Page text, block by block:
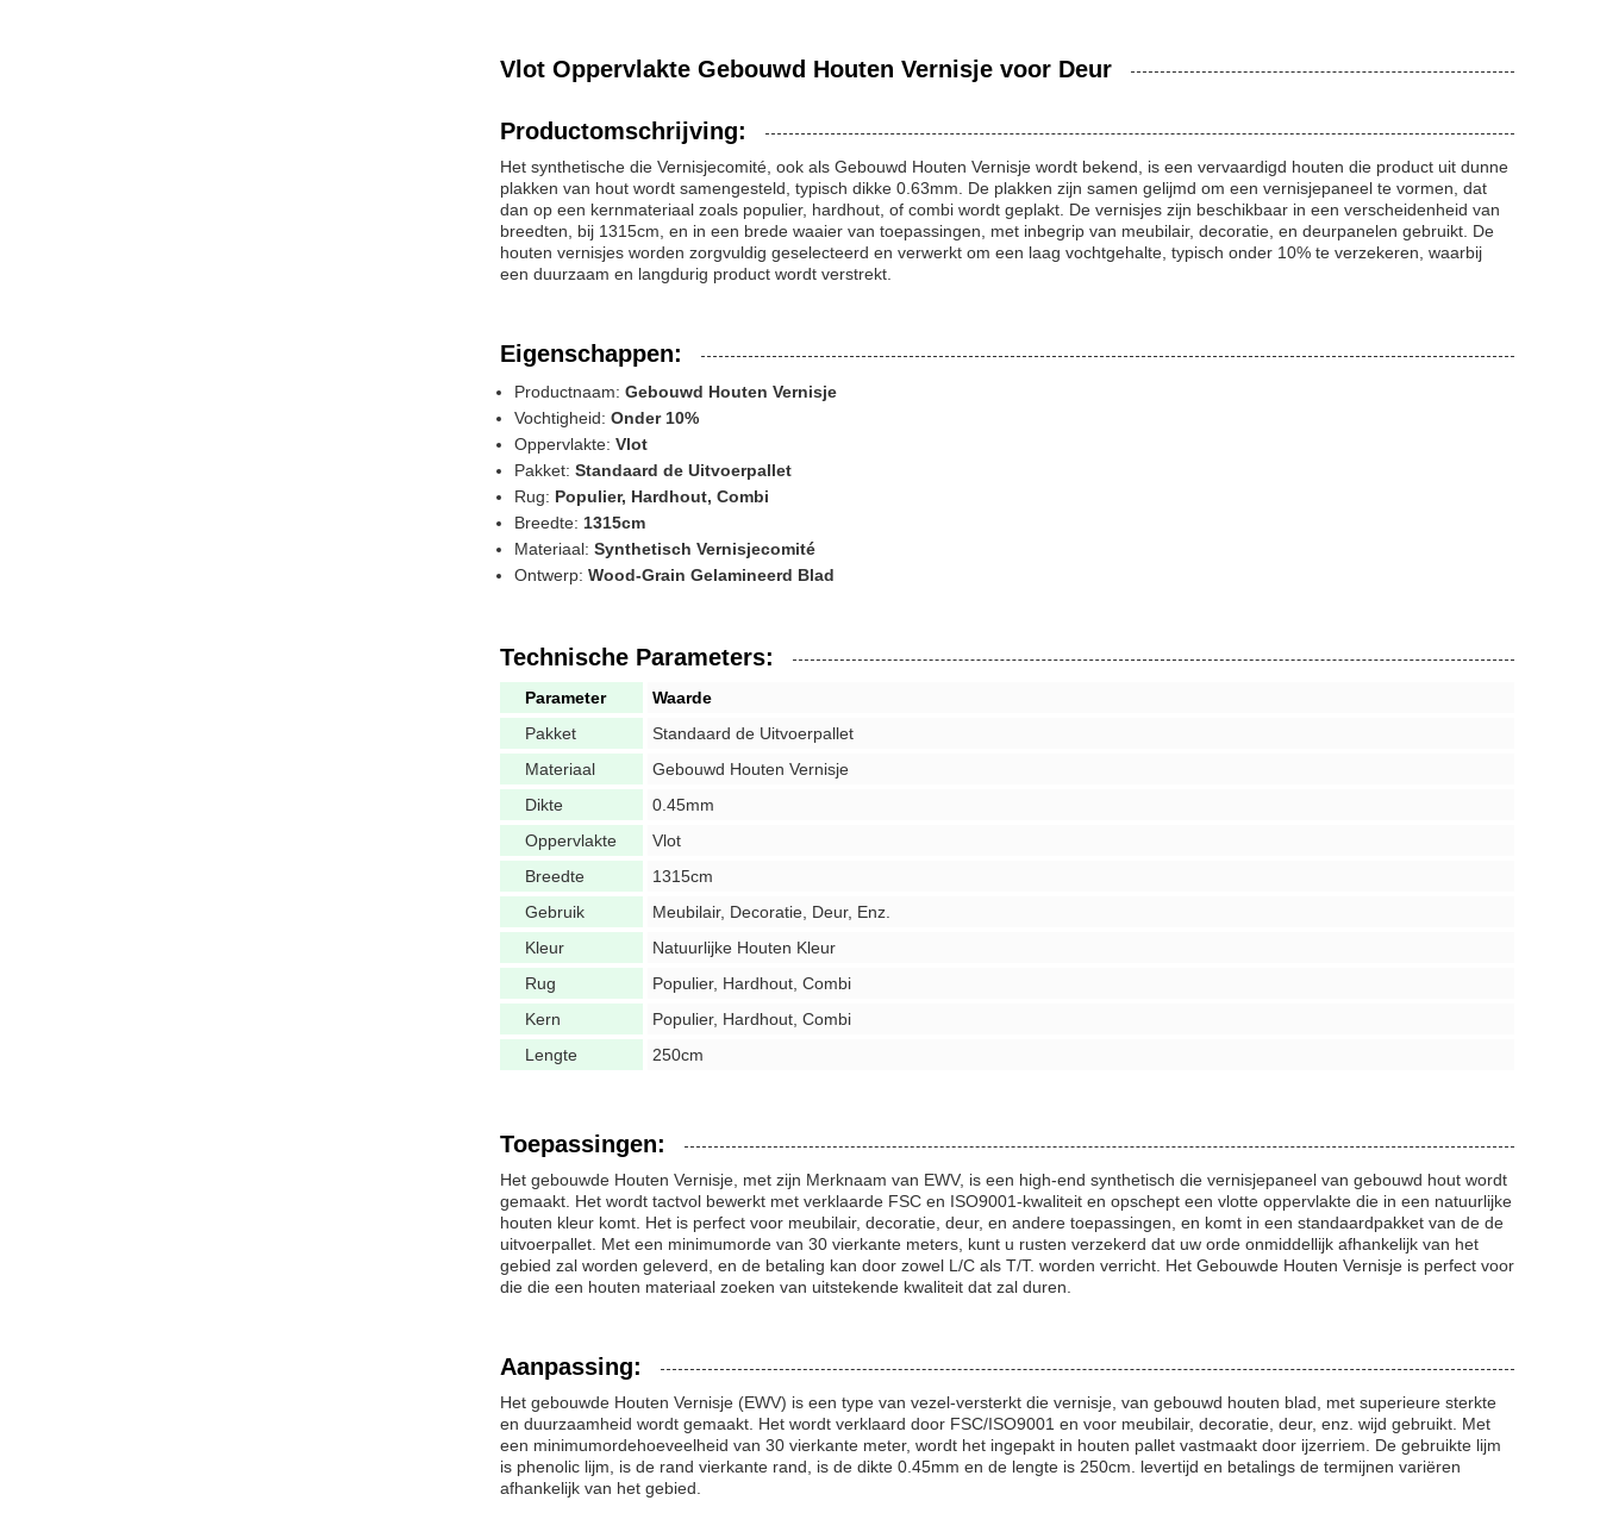
Vlot Oppervlakte Gebouwd Houten Vernisje voor Deur
Productomschrijving:
Het synthetische die Vernisjecomité, ook als Gebouwd Houten Vernisje wordt bekend, is een vervaardigd houten die product uit dunne
plakken van hout wordt samengesteld, typisch dikke 0.63mm. De plakken zijn samen gelijmd om een vernisjepaneel te vormen, dat
dan op een kernmateriaal zoals populier, hardhout, of combi wordt geplakt. De vernisjes zijn beschikbaar in een verscheidenheid van
breedten, bij 1315cm, en in een brede waaier van toepassingen, met inbegrip van meubilair, decoratie, en deurpanelen gebruikt. De
houten vernisjes worden zorgvuldig geselecteerd en verwerkt om een laag vochtgehalte, typisch onder 10% te verzekeren, waarbij
een duurzaam en langdurig product wordt verstrekt.
Eigenschappen:
Productnaam: Gebouwd Houten Vernisje
Vochtigheid: Onder 10%
Oppervlakte: Vlot
Pakket: Standaard de Uitvoerpallet
Rug: Populier, Hardhout, Combi
Breedte: 1315cm
Materiaal: Synthetisch Vernisjecomité
Ontwerp: Wood-Grain Gelamineerd Blad
Technische Parameters:
Parameter
Waarde
Pakket
Standaard de Uitvoerpallet
Materiaal
Gebouwd Houten Vernisje
Dikte
0.45mm
Oppervlakte
Vlot
Breedte
1315cm
Gebruik
Meubilair, Decoratie, Deur, Enz.
Kleur
Natuurlijke Houten Kleur
Rug
Populier, Hardhout, Combi
Kern
Populier, Hardhout, Combi
Lengte
250cm
Toepassingen:
Het gebouwde Houten Vernisje, met zijn Merknaam van EWV, is een high-end synthetisch die vernisjepaneel van gebouwd hout wordt
gemaakt. Het wordt tactvol bewerkt met verklaarde FSC en ISO9001-kwaliteit en opschept een vlotte oppervlakte die in een natuurlijke
houten kleur komt. Het is perfect voor meubilair, decoratie, deur, en andere toepassingen, en komt in een standaardpakket van de de
uitvoerpallet. Met een minimumorde van 30 vierkante meters, kunt u rusten verzekerd dat uw orde onmiddellijk afhankelijk van het
gebied zal worden geleverd, en de betaling kan door zowel L/C als T/T. worden verricht. Het Gebouwde Houten Vernisje is perfect voor
die die een houten materiaal zoeken van uitstekende kwaliteit dat zal duren.
Aanpassing:
Het gebouwde Houten Vernisje (EWV) is een type van vezel-versterkt die vernisje, van gebouwd houten blad, met superieure sterkte
en duurzaamheid wordt gemaakt. Het wordt verklaard door FSC/ISO9001 en voor meubilair, decoratie, deur, enz. wijd gebruikt. Met
een minimumordehoeveelheid van 30 vierkante meter, wordt het ingepakt in houten pallet vastmaakt door ijzerriem. De gebruikte lijm
is phenolic lijm, is de rand vierkante rand, is de dikte 0.45mm en de lengte is 250cm. levertijd en betalings de termijnen variëren
afhankelijk van het gebied.